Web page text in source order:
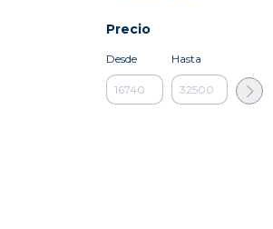
Precio
Desde Hasta